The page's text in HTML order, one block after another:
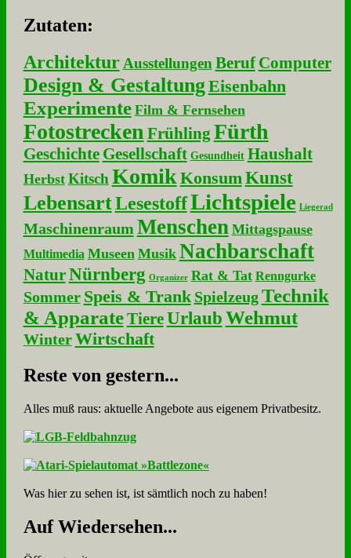
Zu­ta­ten:
Architektur Ausstellungen Beruf Computer
Design & GestaltungEisenbahn
Experimente Film & Fernsehen
Fotostrecken Frühling Fürth
Geschichte Gesellschaft Gesundheit Haushalt
Herbst Kitsch Komik KonsumKunst
LebensartLesestoffLichtspiele Liegerad
Maschinenraum Menschen Mittagspause
Multimedia Museen Musik Nachbarschaft
NaturNürnberg Organizer Rat & Tat Renngurke
Sommer Speis & Trank Spielzeug Technik
& Apparate Tiere UrlaubWehmut
Winter Wirtschaft
Re­ste von ge­stern...
Alles muß raus: aktuelle An­ge­bo­te aus eigenem Privatbesitz.
Was hier zu sehen ist, ist sämt­lich noch zu haben!
Auf Wie­der­se­hen...